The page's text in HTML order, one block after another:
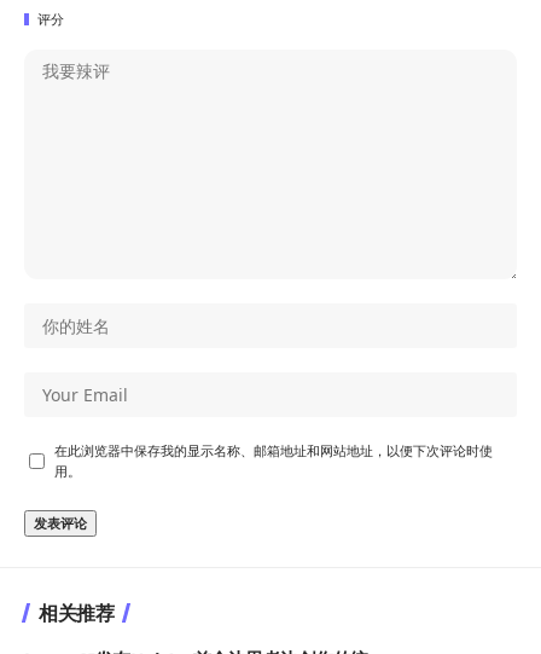
评分
在此浏览器中保存我的显示名称、邮箱地址和网站地址，以便下次评论时使
用。
相关推荐